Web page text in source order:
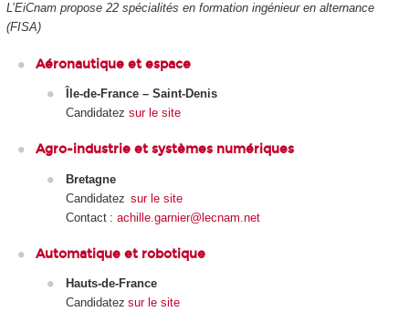
L’EiCnam propose 22 spécialités en formation ingénieur en alternance
(FISA)
Aéronautique et espace
Île-de-France – Saint-Denis
Candidatez sur le site
Agro-industrie et systèmes numériques
Bretagne
Candidatez sur le site
Contact : achille.garnier@lecnam.net
Automatique et robotique
Hauts-de-France
Candidatez sur le site